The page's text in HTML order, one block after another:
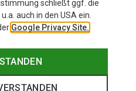
schließt ggf. die
auch in den USA ein.
Google Privacy Site.